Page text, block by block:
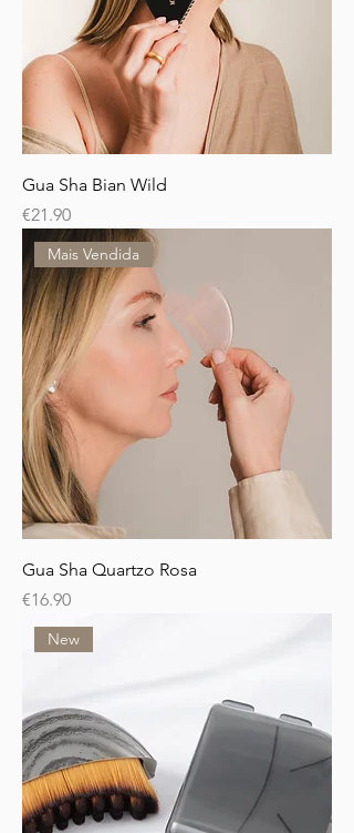
Gua Sha Bian Wild
Price
€21.90
Mais Vendida
Gua Sha Quartzo Rosa
Price
€16.90
New